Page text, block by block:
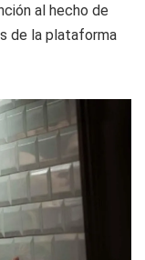
al hecho de
de la plataforma